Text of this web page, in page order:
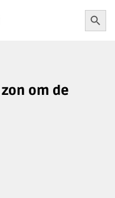
Zoek
naar:
om de